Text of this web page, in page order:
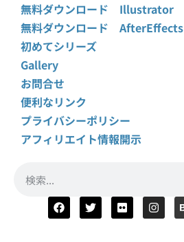
無料ダウンロード Illustrator
無料ダウンロード AfterEffects
初めてシリーズ
Gallery
お問合せ
便利なリンク
プライバシーポリシー
アフィリエイト情報開示